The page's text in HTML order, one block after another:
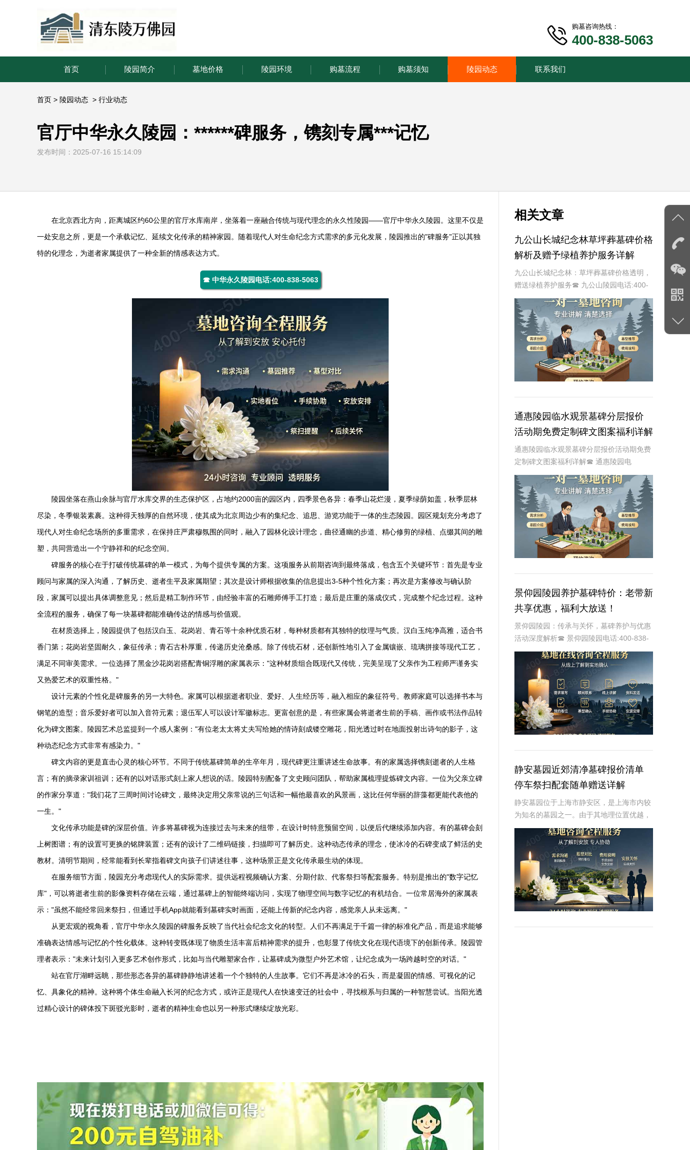
购墓咨询热线：
400-838-5063
首页 陵园简介 墓地价格 陵园环境 购墓流程 购墓须知 陵园动态 联系我们
首页 > 陵园动态 > 行业动态
官厅中华永久陵园：******碑服务，镌刻专属***记忆
发布时间：2025-07-16 15:14:09
在北京西北方向，距离城区约60公里的官厅水库南岸，坐落着一座融合传统与现代理念的永久性陵园——官厅中华永久陵园 。这里不仅是
一处安息之所，更是一个承载记忆、延续文化传承的精神家园。随着现代人对生命纪念方式需求的多元化发展，陵园推出的"碑服务"正以其独
特的化理念，为逝者家属提供了一种全新的情感表达方式。
☎ 中华永久陵园电话:400-838-5063
陵园坐落在燕山余脉与官厅水库交界的生态保护区，占地约2000亩的园区内，四季景色各异：春季山花烂漫，夏季绿荫如盖，秋季层林
尽染，冬季银装素裹。这种得天独厚的自然环境，使其成为北京周边少有的集纪念、追思、游览功能于一体的生态陵园。园区规划充分考虑了
现代人对生命纪念场所的多重需求，在保持庄严肃穆氛围的同时，融入了园林化设计理念，曲径通幽的步道、精心修剪的绿植、点缀其间的雕
塑，共同营造出一个宁静祥和的纪念空间。
碑服务的核心在于打破传统墓碑的单一模式，为每个提供专属的方案。这项服务从前期咨询到最终落成，包含五个关键环节：首先是专业
顾问与家属的深入沟通，了解历史、逝者生平及家属期望；其次是设计师根据收集的信息提出3-5种个性化方案；再次是方案修改与确认阶
段，家属可以提出具体调整意见；然后是精工制作环节，由经验丰富的石雕师傅手工打造；最后是庄重的落成仪式，完成整个纪念过程。这种
全流程的服务，确保了每一块墓碑都能准确传达的情感与价值观。
在材质选择上，陵园提供了包括汉白玉、花岗岩、青石等十余种优质石材，每种材质都有其独特的纹理与气质。汉白玉纯净高雅，适合书
香门第；花岗岩坚固耐久，象征传承；青石古朴厚重，传递历史沧桑感。除了传统石材，还创新性地引入了金属镶嵌、琉璃拼接等现代工艺，
满足不同审美需求。一位选择了黑金沙花岗岩搭配青铜浮雕的家属表示："这种材质组合既现代又传统，完美呈现了父亲作为工程师严谨务实
又热爱艺术的双重性格。"
设计元素的个性化是碑服务的另一大特色。家属可以根据逝者职业、爱好、人生经历等，融入相应的象征符号。教师家庭可以选择书本与
钢笔的造型；音乐爱好者可以加入音符元素；退伍军人可以设计军徽标志。更富创意的是，有些家属会将逝者生前的手稿、画作或书法作品转
化为碑文图案。陵园艺术总监提到一个感人案例："有位老太太将丈夫写给她的情诗刻成镂空雕花，阳光透过时在地面投射出诗句的影子，这
种动态纪念方式非常有感染力。"
碑文内容的更是直击心灵的核心环节。不同于传统墓碑简单的生卒年月，现代碑更注重讲述生命故事。有的家属选择镌刻逝者的人生格
言；有的摘录家训祖训；还有的以对话形式刻上家人想说的话。陵园特别配备了文史顾问团队，帮助家属梳理提炼碑文内容。一位为父亲立碑
的作家分享道："我们花了三周时间讨论碑文，最终决定用父亲常说的三句话和一幅他最喜欢的风景画，这比任何华丽的辞藻都更能代表他的
一生。"
文化传承功能是碑的深层价值。许多将墓碑视为连接过去与未来的纽带，在设计时特意预留空间，以便后代继续添加内容。有的墓碑会刻
上树图谱；有的设置可更换的铭牌装置；还有的设计了二维码链接，扫描即可了解历史。这种动态传承的理念，使冰冷的石碑变成了鲜活的史
教材。清明节期间，经常能看到长辈指着碑文向孩子们讲述往事，这种场景正是文化传承最生动的体现。
在服务细节方面，陵园充分考虑现代人的实际需求。提供远程视频确认方案、分期付款、代客祭扫等配套服务。特别是推出的"数字记忆
库"，可以将逝者生前的影像资料存储在云端，通过墓碑上的智能终端访问，实现了物理空间与数字记忆的有机结合。一位常居海外的家属表
示："虽然不能经常回来祭扫，但通过手机App就能看到墓碑实时画面，还能上传新的纪念内容，感觉亲人从未远离。"
从更宏观的视角看，官厅中华永久陵园的碑服务反映了当代社会纪念文化的转型。人们不再满足于千篇一律的标准化产品，而是追求能够
准确表达情感与记忆的个性化载体。这种转变既体现了物质生活丰富后精神需求的提升，也彰显了传统文化在现代语境下的创新传承。陵园管
理者表示："未来计划引入更多艺术创作形式，比如与当代雕塑家合作，让墓碑成为微型户外艺术馆，让纪念成为一场跨越时空的对话。"
站在官厅湖畔远眺，那些形态各异的墓碑静静地讲述着一个个独特的人生故事。它们不再是冰冷的石头，而是凝固的情感、可视化的记
忆、具象化的精神。这种将个体生命融入长河的纪念方式，或许正是现代人在快速变迁的社会中，寻找根系与归属的一种智慧尝试。当阳光透
过精心设计的碑体投下斑驳光影时，逝者的精神生命也以另一种形式继续绽放光彩。
相关文章
九公山长城纪念林草坪葬墓碑价格
解析及赠予绿植养护服务详解
九公山长城纪念林：草坪葬墓碑价格透明，
赠送绿植养护服务☎ 九公山陵园电话:400-
838-5063九公山长城纪念林作为中国领先
的纪念林地之一，致力于为逝者提供环保、
庄重的安葬选择。草坪葬墓碑作为一种
通惠陵园临水观景墓碑分层报价
活动期免费定制碑文图案福利详解
通惠陵园临水观景墓碑分层报价活动期免费
定制碑文图案福利详解☎ 通惠陵园电
话:400-838-5063通惠陵园，作为一处承载
着深厚文化底蕴和人文关怀的纪念圣地，始
终致力于为家属提供最优质的哀思寄托之地
景仰园陵园养护墓碑特价：老带新
共享优惠，福利大放送！
景仰园陵园：传承与关怀，墓碑养护与优惠
活动深度解析☎ 景仰园陵园电话:400-838-
5063景仰园陵园，一个致力于为逝者提供最
优质安息之地的品牌，始终将墓碑的养护工
作放在重要位置。我们深知，墓碑不
静安墓园近郊清净墓碑报价清单
停车祭扫配套随单赠送详解
静安墓园位于上海市静安区，是上海市内较
为知名的墓园之一。由于其地理位置优越，
环境幽静，服务设施完善，成为了许多市民
选择安息之地的地方。在了解静安墓园近郊
清净墓碑报价清单之前，我们首先需要了解
墓碑的种类